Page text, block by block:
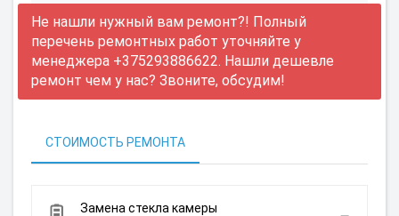
Не нашли нужный вам ремонт?! Полный
перечень ремонтных работ уточняйте у
менеджера +375293886622. Нашли дешевле
ремонт чем у нас? Звоните, обсудим!
СТОИМОСТЬ РЕМОНТА
Замена стекла камеры